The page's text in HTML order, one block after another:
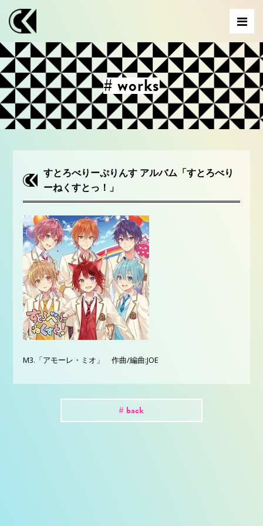
# works
すとろべりーぷりんす アルバム「すとろべり
ーねくすとっ！」
M3.「アモーレ・ミオ」 作曲/編曲:JOE
# back